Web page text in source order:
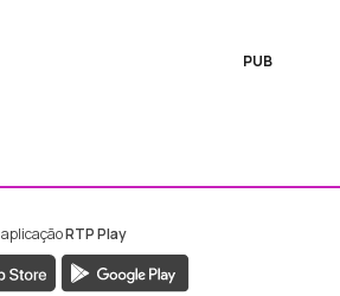
PUB
Madeira
RTP Play